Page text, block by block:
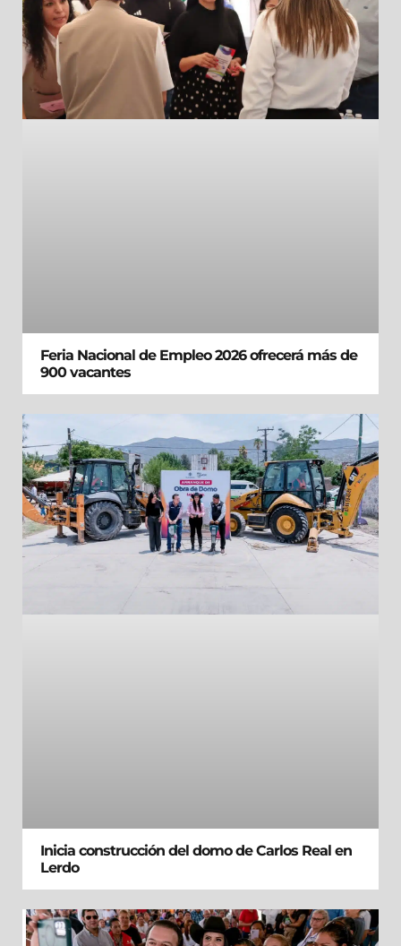
Feria Nacional de Empleo 2026 ofrecerá más de
900 vacantes
Inicia construcción del domo de Carlos Real en
Lerdo